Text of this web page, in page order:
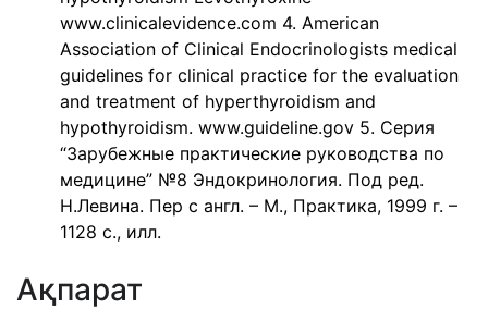
www.clinicalevidence.com 4. American
Association of Clinical Endocrinologists medical
guidelines for clinical practice for the evaluation
and treatment of hyperthyroidism and
hypothyroidism. www.guideline.gov 5. Серия
“Зарубежные практические руководства по
медицине” №8 Эндокринология. Под ред.
Н.Левина. Пер с англ. – М., Практика, 1999 г. –
1128 с., илл.
Ақпарат